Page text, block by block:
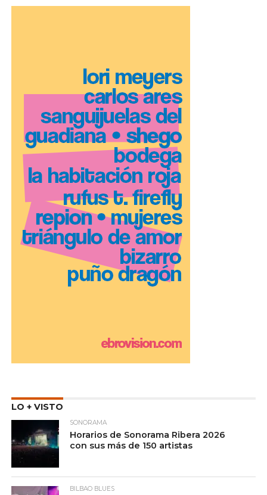
LO + VISTO
SONORAMA
Horarios de Sonorama Ribera 2026
con sus más de 150 artistas
BILBAO BLUES